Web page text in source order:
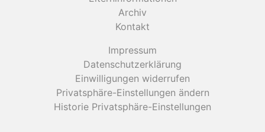
Archiv
Kontakt
Impressum
Datenschutzerklärung
Einwilligungen widerrufen
Privatsphäre-Einstellungen ändern
Historie Privatsphäre-Einstellungen